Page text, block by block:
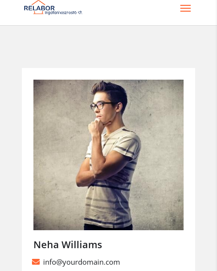
Neha Williams
info@yourdomain.com